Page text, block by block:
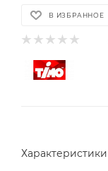
В ИЗБРАННОЕ
Характеристики